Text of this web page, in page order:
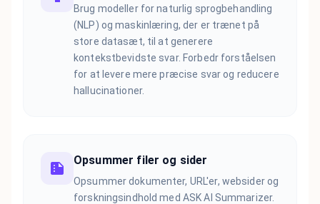
Brug modeller for naturlig sprogbehandling
(NLP) og maskinlæring, der er trænet på
store datasæt, til at generere
kontekstbevidste svar. Forbedr forståelsen
for at levere mere præcise svar og reducere
hallucinationer.
Opsummer filer og sider
Opsummer dokumenter, URL'er, websider og
forskningsindhold med ASK AI Summarizer.